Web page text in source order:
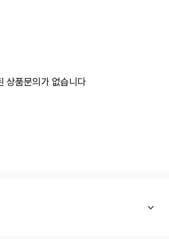
상품문의가 없습니다